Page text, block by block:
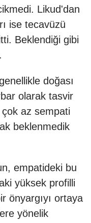
Likud'dan
ise tecavüzü
Beklendiği gibi
doğası
olarak tasvir
az sempati
beklenmedik
empatideki bu
yüksek profilli
önyargıyı ortaya
yönelik